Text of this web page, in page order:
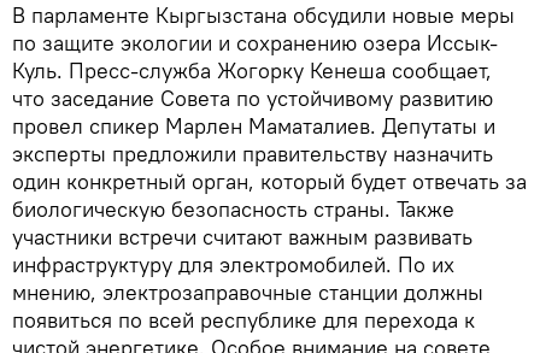
В парламенте Кыргызстана обсудили новые меры
по защите экологии и сохранению озера Иссык-
Куль. Пресс-служба Жогорку Кенеша сообщает,
что заседание Совета по устойчивому развитию
провел спикер Марлен Маматалиев. Депутаты и
эксперты предложили правительству назначить
один конкретный орган, который будет отвечать за
биологическую безопасность страны. Также
участники встречи считают важным развивать
инфраструктуру для электромобилей. По их
мнению, электрозаправочные станции должны
появиться по всей республике для перехода к